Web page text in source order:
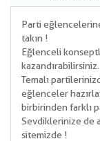
Parti
takın !
Eğlenceli
kazandırabilirsiniz.
Temalı
eğlenceler
birbirinden farklı
Sevdiklerinize de
sitemizde !